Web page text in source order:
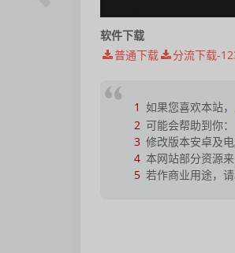
软件下载
普通下载
分流下载-
1 如果您喜欢本站，
2 可能会帮助到你：
3 修改版本安卓及电
4 本网站部分资源
5 若作商业用途，